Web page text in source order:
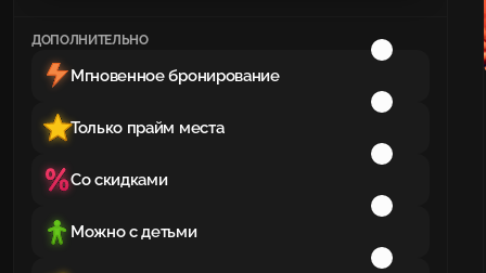
ДОПОЛНИТЕЛЬНО
Мгновенное бронирование
Только прайм места
Со скидками
Можно с детьми